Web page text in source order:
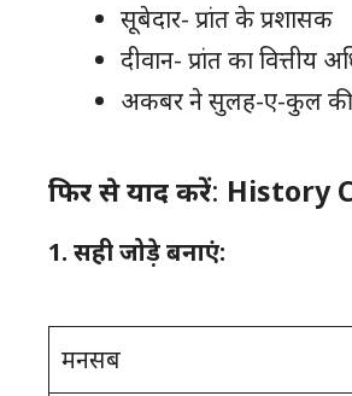
सूबेदार- प्रांत के प्रशासक
दीवान- प्रांत का वित्तीय
अकबर ने सुलह-ए-कुल की
फिर से याद करें: History
1. सही जोड़े बनाएं:
मनसब